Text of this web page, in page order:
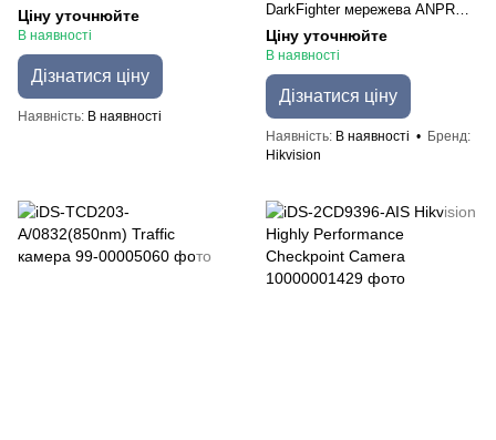
Camera
Ціну уточнюйте
В наявності
Дізнатися ціну
Наявність В наявності
DarkFighter мережева ANPR
камера Hikvision
Ціну уточнюйте
В наявності
Дізнатися ціну
Наявність В наявності
Бренд
Hikvision